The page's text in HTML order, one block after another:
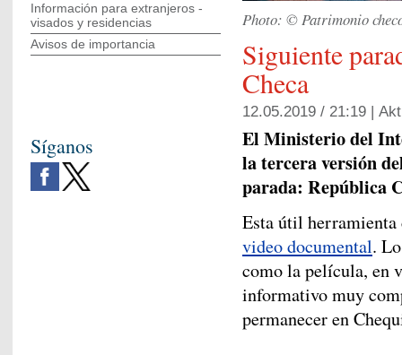
Photo: © Patrimonio
Siguiente
Checa
12.05.2019 / 21:19 |
El Ministerio del
la tercera versión
parada: República
Esta útil
video documental.
como la película, en
informativo muy
permanecer en
Información para extranjeros -
visados y residencias
Avisos de importancia
Síganos